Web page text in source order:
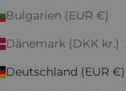
Bulgarien (EUR €)
Dänemark (DKK kr.)
Deutschland (EUR €)